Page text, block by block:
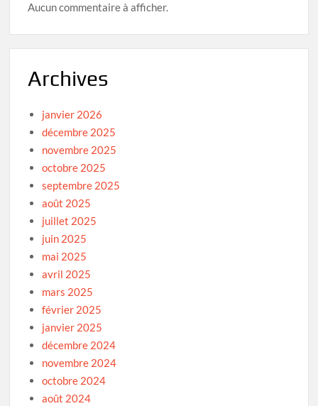
Aucun commentaire à afficher.
Archives
janvier 2026
décembre 2025
novembre 2025
octobre 2025
septembre 2025
août 2025
juillet 2025
juin 2025
mai 2025
avril 2025
mars 2025
février 2025
janvier 2025
décembre 2024
novembre 2024
octobre 2024
août 2024